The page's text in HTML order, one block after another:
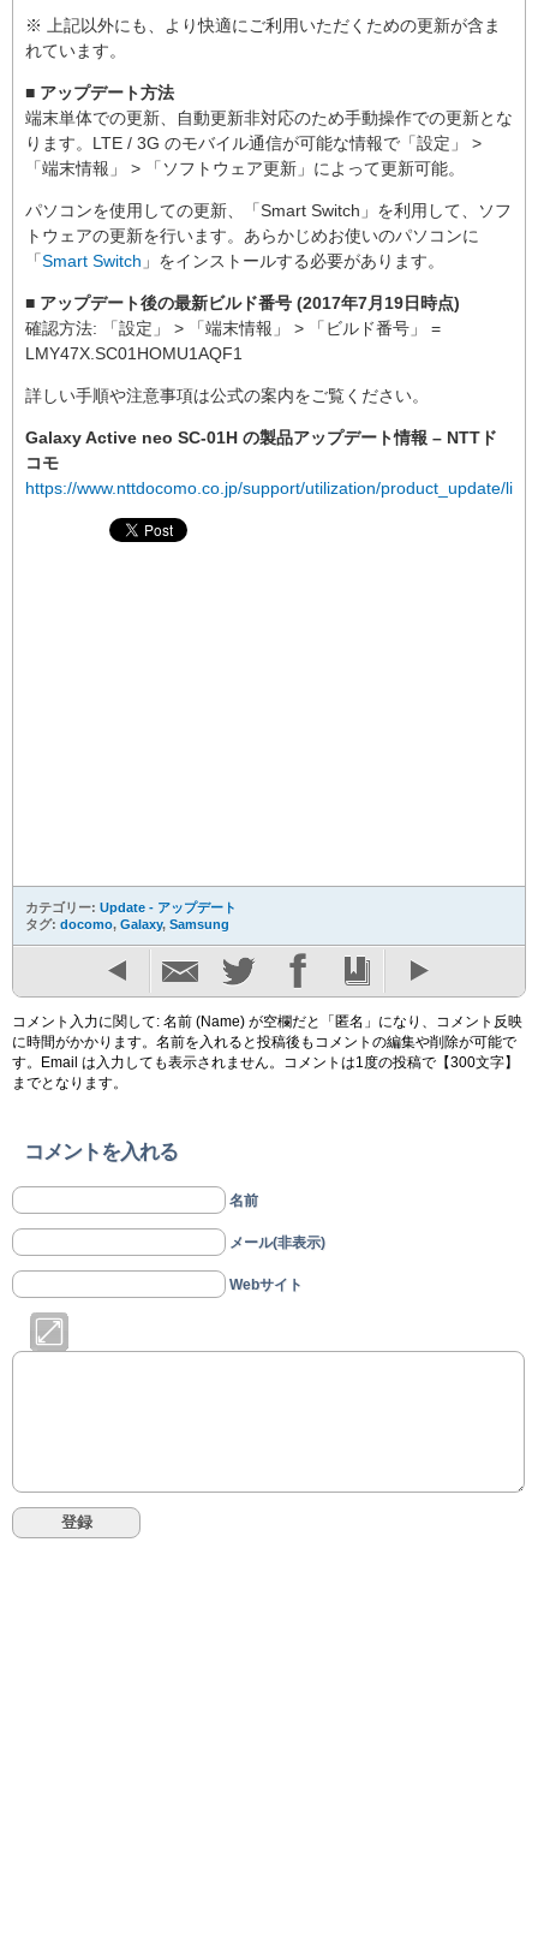
※ 上記以外にも、より快適にご利用いただくための更新が含ま
れています。
■ アップデート方法
端末単体での更新、自動更新非対応のため手動操作での更新とな
ります。LTE / 3G のモバイル通信が可能な情報で「設定」 >
「端末情報」 > 「ソフトウェア更新」によって更新可能。
パソコンを使用しての更新、「Smart Switch」を利用して、ソフ
トウェアの更新を行います。あらかじめお使いのパソコンに
「Smart Switch 」をインストールする必要があります。
■ アップデート後の最新ビルド番号 (2017年7月19日時点)
確認方法: 「設定」 > 「端末情報」 > 「ビルド番号」 =
LMY47X.SC01HOMU1AQF1
詳しい手順や注意事項は公式の案内をご覧ください。
Galaxy Active neo SC-01H の製品アップデート情報 – NTTド
コモ
https://www.nttdocomo.co.jp/support/utilization/product_update/list/
カテゴリー: Update - アップデート
タグ: docomo, Galaxy, Samsung
コメント入力に関して: 名前 (Name) が空欄だと「匿名」になり、コメント反映
に時間がかかります。名前を入れると投稿後もコメントの編集や削除が可能で
す。Email は入力しても表示されません。コメントは1度の投稿で【300文字】
までとなります。
コメントを入れる
名前
メール(非表示)
Webサイト